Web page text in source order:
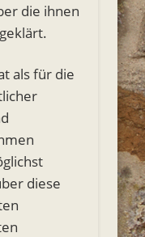
die ihnen
als für die
diese